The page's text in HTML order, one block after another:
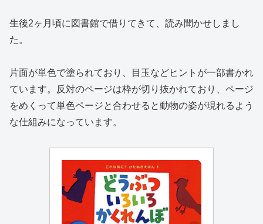
生後2ヶ月頃に図書館で借りてきて、読み聞かせしまし
た。
片面が単色で塗られており、目玉などヒントが一部書かれ
ています。反対のページは枠が切り抜かれており、ページ
をめくって単色ページと合わせると動物の姿が現れるよう
な仕組みになっています。